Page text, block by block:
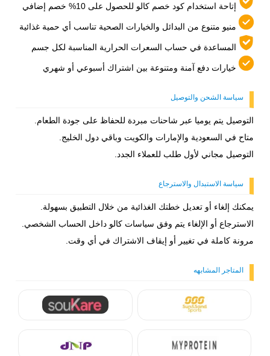
إتاحة استخدام كود خصم كالو للحصول على 10% خصم إضافي
منيو متنوع من البدائل والخيارات الصحية تناسب أي حمية غذائية
المساعدة في حساب السعرات الحرارية المناسبة لكل جسم
خيارات دفع آمنة ومتنوعة بين اشتراك أسبوعي أو شهري
سياسة الشحن والتوصيل
التوصيل يتم يوميا عبر شاحنات مبردة للحفاظ على جودة الطعام.
متاح في السعودية والإمارات والكويت وباقي دول الخليج.
التوصيل مجاني لأول طلب للعملاء الجدد.
سياسة الاستبدال والاسترجاع
يمكنك إلغاء أو تعديل خطتك الغذائية من خلال التطبيق بسهولة.
الاسترجاع أو الإلغاء يتم وفق سياسات كالو داخل الحساب الشخصي.
مرونة كاملة في تغيير أو إيقاف الاشتراك في أي وقت.
المتاجر المشابهه